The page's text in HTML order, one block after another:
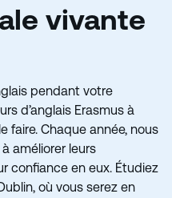
vivante
pendant votre
d’anglais Erasmus à
faire. Chaque année, nous
améliorer leurs
confiance en eux. Étudiez
où vous serez en